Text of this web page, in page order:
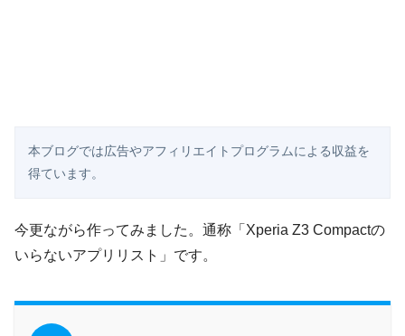
本ブログでは広告やアフィリエイトプログラムによる収益を
得ています。
今更ながら作ってみました。通称「Xperia Z3 Compactの
いらないアプリリスト」です。